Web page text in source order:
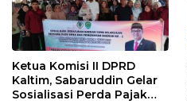
Ketua Komisi II DPRD
Kaltim, Sabaruddin Gelar
Sosialisasi Perda Pajak